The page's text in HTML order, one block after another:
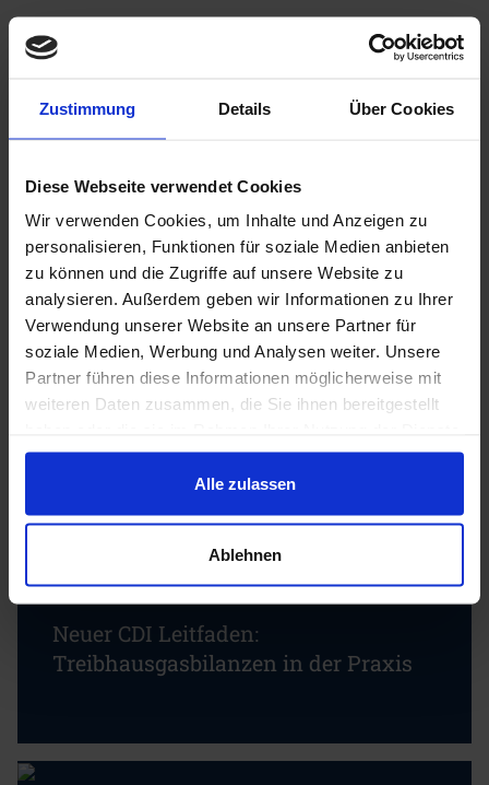
Zustimmung Details Über Cookies
Diese Webseite verwendet Cookies
Wir verwenden Cookies, um Inhalte und Anzeigen zu
personalisieren, Funktionen für soziale Medien anbieten
zu können und die Zugriffe auf unsere Website zu
analysieren. Außerdem geben wir Informationen zu Ihrer
Verwendung unserer Website an unsere Partner für
soziale Medien, Werbung und Analysen weiter. Unsere
Partner führen diese Informationen möglicherweise mit
weiteren Daten zusammen, die Sie ihnen bereitgestellt
gesammelt haben.
Alle zulassen
Ablehnen
Weitere News
15.07.2026
Rückblick: CDI Workshopreihe
Akzeptanzkommunikation – ein
strategischer Erfolgsfaktor
01.07.2026
Neuer CDI Leitfaden:
Treibhausgasbilanzen in der Praxis